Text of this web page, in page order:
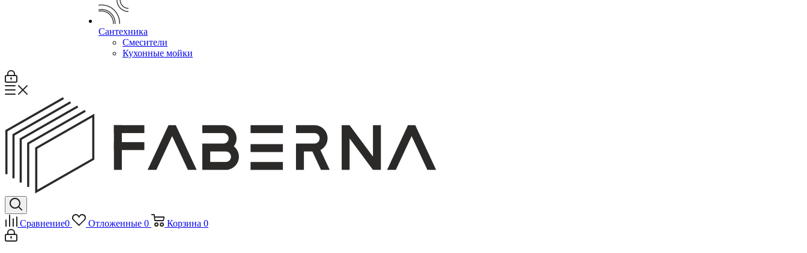
Сантехника
Смесители
Кухонные мойки
Сравнение0 Отложенные 0 Корзина 0